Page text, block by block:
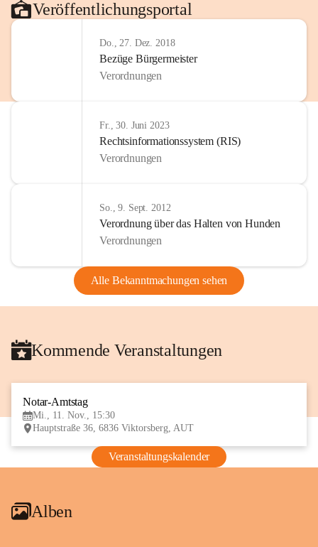
Veröffentlichungsportal
Do., 27. Dez. 2018
Bezüge Bürgermeister
Verordnungen
Fr., 30. Juni 2023
Rechtsinformationssystem (RIS)
Verordnungen
So., 9. Sept. 2012
Verordnung über das Halten von Hunden
Verordnungen
Alle Bekanntmachungen sehen
Kommende Veranstaltungen
Notar-Amtstag
Mi., 11. Nov., 15:30
Hauptstraße 36, 6836 Viktorsberg, AUT
Veranstaltungskalender
Alben